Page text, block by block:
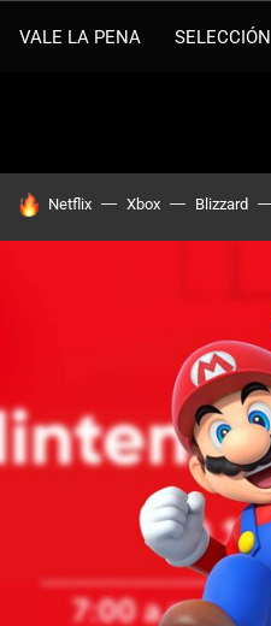
VALE LA PENA SELECCIÓN
HOY SE HABLA DE
Netflix Xbox Blizzard